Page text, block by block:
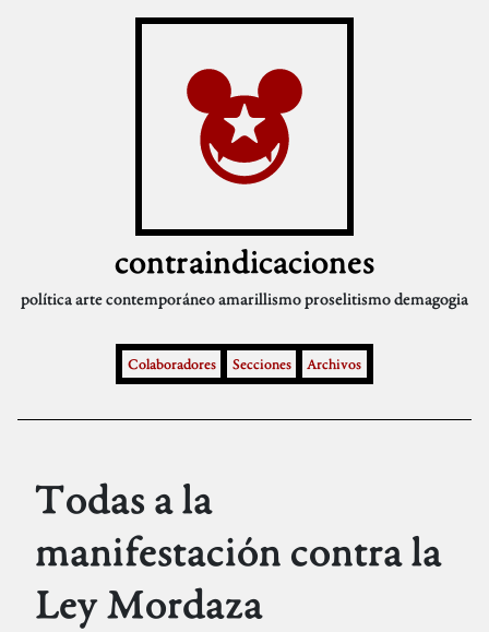
contraindicaciones
políticaarte contemporáneoamarillismoproselitismodemagogia
Colaboradores Secciones Archivos
Todas a la
manifestación contra la
Ley Mordaza